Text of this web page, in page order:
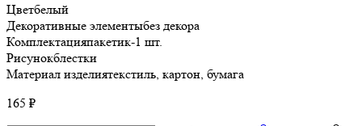
Цветбелый
Декоративные элементыбез декора
Комплектацияпакетик-1 шт.
Рисунокблестки
Материал изделиятекстиль, картон, бумага
165 ₽